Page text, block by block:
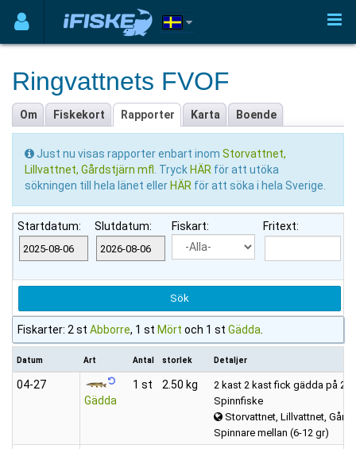
Ringvattnets FVOF
Om Fiskekort Rapporter Karta Boende
Just nu visas rapporter enbart inom Storvattnet,
Lillvattnet, Gårdstjärn mfl . Tryck HÄR för att utöka
sökningen till hela länet eller HÄR för att söka i hela Sverige.
Startdatum: Slutdatum: Fiskart: Fritext:
Fiskarter: 2 st Abborre, 1 st Mört och 1 st Gädda
Datum Art Antal storlek Detaljer
04‑27
Gädda
1 st 2.50 kg
2 kast 2 kast fick gädda på
Spinnfiske
Storvattnet, Lillvattnet,
Spinnare mellan (6-12 gr)